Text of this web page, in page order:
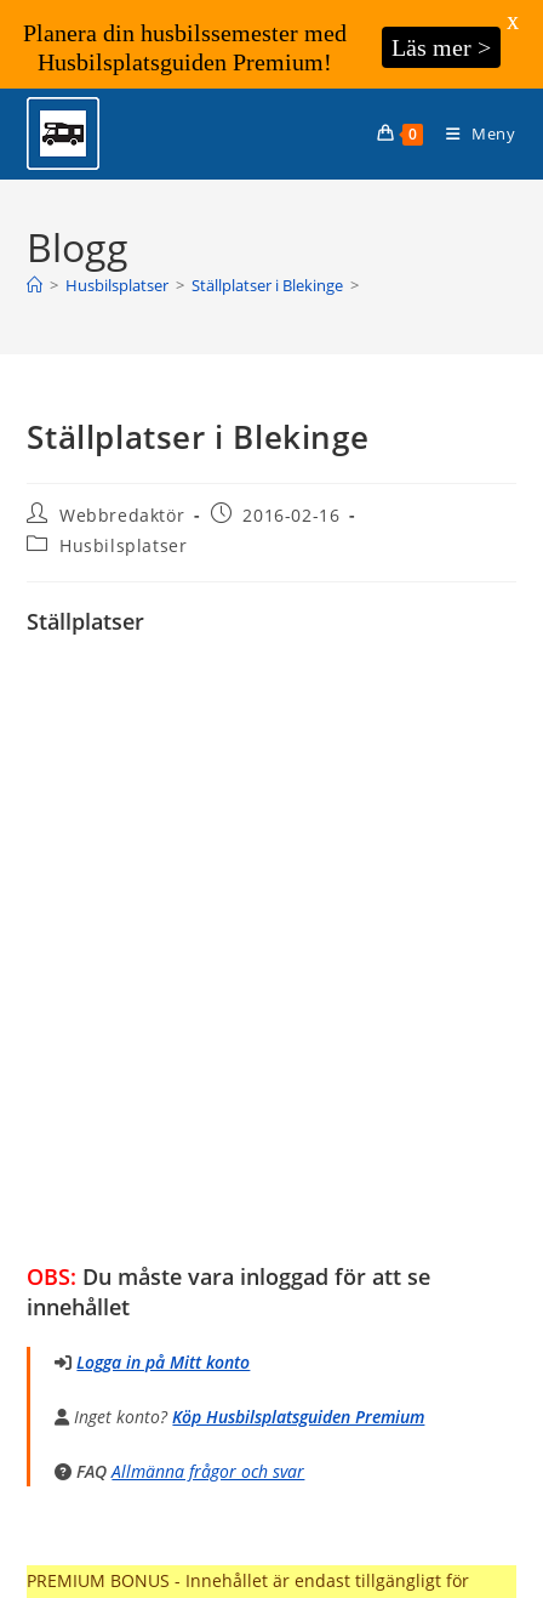
Hoppa
innehållet
0 Meny
Blogg
> Husbilsplatser > Ställplatser i Blekinge >
Ställplatser i Blekinge
Inläggsförfattare:
Webbredaktör
Inlägget
2016-02-16
Inläggskategori:
Husbilsplatser
Ställplatser
OBS: Du måste vara inloggad för att se
innehållet
Logga in på Mitt konto
Inget konto?Köp Husbilsplatsguiden Premium
FAQ Allmänna frågor och svar
PREMIUM BONUS - Innehållet är endast tillgängligt för
Planera din husbilssemester med
Husbilsplatsguiden Premium!
Läs mer >
X